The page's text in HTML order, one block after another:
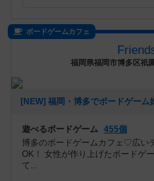
ボードゲームカフェ
福岡県福岡市博多区祇
遊べるボードゲーム 455個
博多のボードゲームカフェ♡広い
OK！ 女性が作り上げたボードゲ
て...